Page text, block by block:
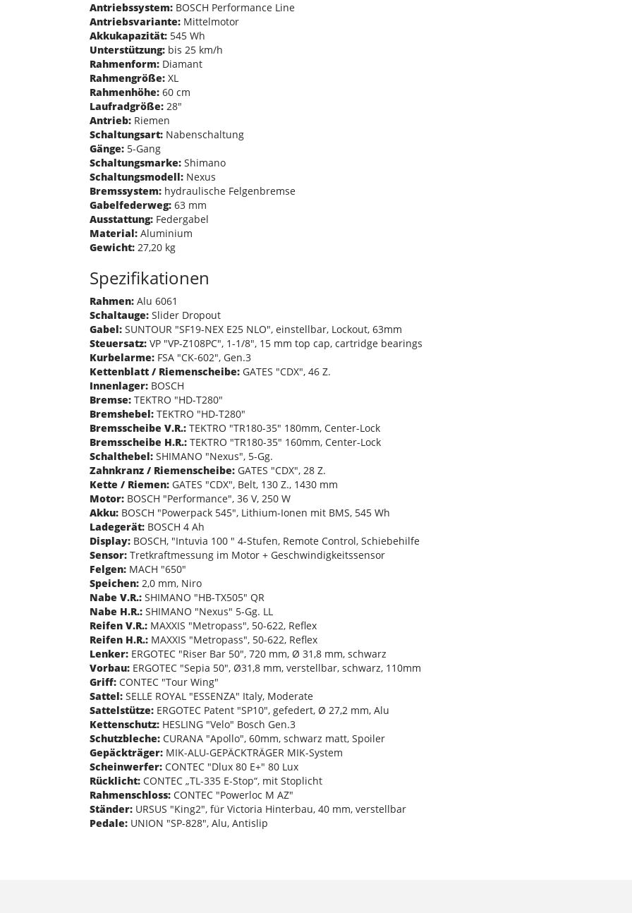
Antriebssystem: BOSCH Performance Line
Antriebsvariante: Mittelmotor
Akkukapazität: 545 Wh
Unterstützung: bis 25 km/h
Rahmenform: Diamant
Rahmengröße: XL
Rahmenhöhe: 60 cm
Laufradgröße: 28"
Antrieb: Riemen
Schaltungsart: Nabenschaltung
Gänge: 5-Gang
Schaltungsmarke: Shimano
Schaltungsmodell: Nexus
Bremssystem: hydraulische Felgenbremse
Gabelfederweg: 63 mm
Ausstattung: Federgabel
Material: Aluminium
Gewicht: 27,20 kg
Spezifikationen
Rahmen: Alu 6061
Schaltauge: Slider Dropout
Gabel: SUNTOUR "SF19-NEX E25 NLO", einstellbar, Lockout, 63mm
Steuersatz: VP "VP-Z108PC", 1-1/8", 15 mm top cap, cartridge bearings
Kurbelarme: FSA "CK-602", Gen.3
Kettenblatt / Riemenscheibe: GATES "CDX", 46 Z.
Innenlager: BOSCH
Bremse: TEKTRO "HD-T280"
Bremshebel: TEKTRO "HD-T280"
Bremsscheibe V.R.: TEKTRO "TR180-35" 180mm, Center-Lock
Bremsscheibe H.R.: TEKTRO "TR180-35" 160mm, Center-Lock
Schalthebel: SHIMANO "Nexus", 5-Gg.
Zahnkranz / Riemenscheibe: GATES "CDX", 28 Z.
Kette / Riemen: GATES "CDX", Belt, 130 Z., 1430 mm
Motor: BOSCH "Performance", 36 V, 250 W
Akku: BOSCH "Powerpack 545", Lithium-Ionen mit BMS, 545 Wh
Ladegerät: BOSCH 4 Ah
Display: BOSCH, "Intuvia 100 " 4-Stufen, Remote Control, Schiebehilfe
Sensor: Tretkraftmessung im Motor + Geschwindigkeitssensor
Felgen: MACH "650"
Speichen: 2,0 mm, Niro
Nabe V.R.: SHIMANO "HB-TX505" QR
Nabe H.R.: SHIMANO "Nexus" 5-Gg. LL
Reifen V.R.: MAXXIS "Metropass", 50-622, Reflex
Reifen H.R.: MAXXIS "Metropass", 50-622, Reflex
Lenker: ERGOTEC "Riser Bar 50", 720 mm, Ø 31,8 mm, schwarz
Vorbau: ERGOTEC "Sepia 50", Ø31,8 mm, verstellbar, schwarz, 110mm
Griff: CONTEC "Tour Wing"
Sattel: SELLE ROYAL "ESSENZA" Italy, Moderate
Sattelstütze: ERGOTEC Patent "SP10", gefedert, Ø 27,2 mm, Alu
Kettenschutz: HESLING "Velo" Bosch Gen.3
Schutzbleche: CURANA "Apollo", 60mm, schwarz matt, Spoiler
Gepäckträger: MIK-ALU-GEPÄCKTRÄGER MIK-System
Scheinwerfer: CONTEC "Dlux 80 E+" 80 Lux
Rücklicht: CONTEC „TL-335 E-Stop“, mit Stoplicht
Rahmenschloss: CONTEC "Powerloc M AZ"
Ständer: URSUS "King2", für Victoria Hinterbau, 40 mm, verstellbar
Pedale: UNION "SP-828", Alu, Antislip